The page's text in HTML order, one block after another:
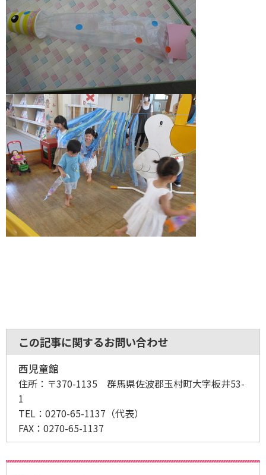
この記事に関するお問い合わせ
西児童館
住所： 〒370-1135 群馬県佐波郡玉村町大字板井53-
1
TEL： 0270-65-1137 （代表）
FAX： 0270-65-1137